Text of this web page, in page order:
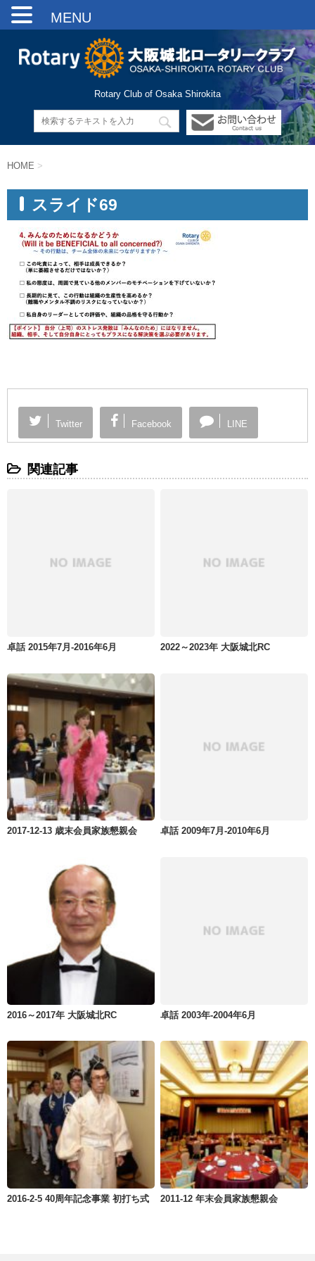
Rotary Club of Osaka Shirokita
HOME >
スライド69
Twitter Facebook LINE
関連記事
卓話 2015年7月-2016年6月 2022～2023年 大阪城北RC
2017-12-13 歳末会員家族懇親会 卓話 2009年7月-2010年6月
2016～2017年 大阪城北RC 卓話 2003年-2004年6月
2016-2-5 40周年記念事業 初打ち式 2011-12 年末会員家族懇親会
MENU